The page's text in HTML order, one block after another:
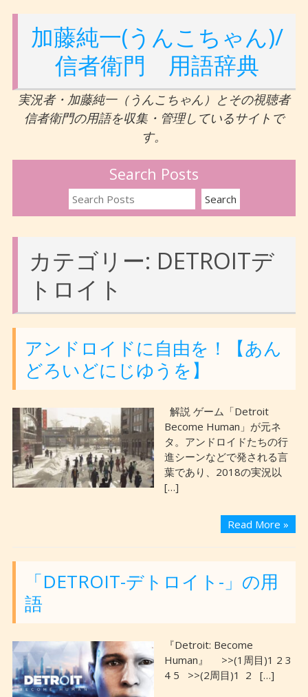
加藤純一(うんこちゃん)/
信者衛門 用語辞典
実況者・加藤純一（うんこちゃん）とその視聴者
信者衛門の用語を収集・管理しているサイトで
す。
Search Posts
カテゴリー: DETROITデ
トロイト
アンドロイドに自由を！【あん
どろいどにじゆうを】
解説 ゲーム「Detroit
Become Human」が元ネ
タ。アンドロイドたちの行
進シーンなどで発される言
葉であり、2018の実況以
[…]
Read More »
「DETROIT-デトロイト-」の用
語
『Detroit: Become
Human』 >>(1周目)1 2 3
4 5 >>(2周目)1 2 […]